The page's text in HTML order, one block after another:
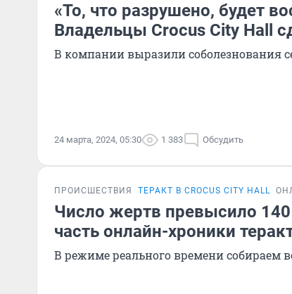
«То, что разрушено, будет
Владельцы Crocus City Hall
В компании выразили соболезнования
24 марта, 2024, 05:30 1 383 Обсудить
ПРОИСШЕСТВИЯ ТЕРАКТ В CROCUS CITY HALL
Число жертв превысило 140
часть онлайн-хроники
В режиме реального времени собираем